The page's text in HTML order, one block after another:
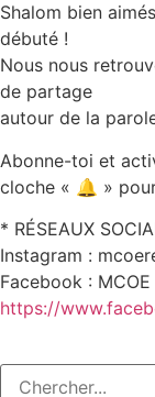
Shalom bien
débuté !
Nous nous
de partage
autour de la
Abonne-toi et
cloche « 🔔 »
* RÉSEAUX
Instagram :
Facebook : MCOE
https://